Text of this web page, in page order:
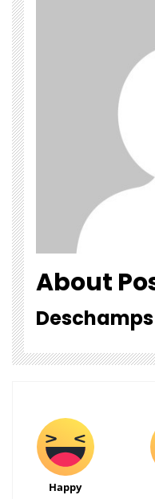
About
Deschamps
Happy